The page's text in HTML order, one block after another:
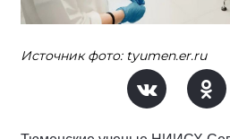
Источник фото: tyumen.er.ru